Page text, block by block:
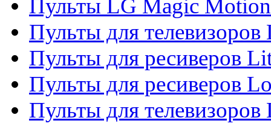
Пульты LG Magic Motion
Пульты для
Пульты для ресиверов
Пульты для ресиверов
Пульты для телевизоров